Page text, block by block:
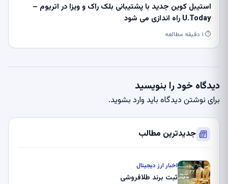
استیبل کوین جدید با پشتیبانی بلک راک و ویزا در اتریوم –
U.Today راه اندازی می شود
⏱ ۱ دقیقه مطالعه
دیدگاه خود را بنویسید
برای نوشتن دیدگاه باید وارد بشوید.
جدیدترین مطالب
اخبار ارز دیجیتال
ثبت برند طلافروشی